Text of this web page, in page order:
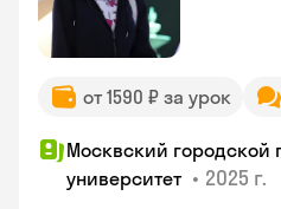
от 1590 ₽ за урок
Москвский городской
университет • 2025 г.